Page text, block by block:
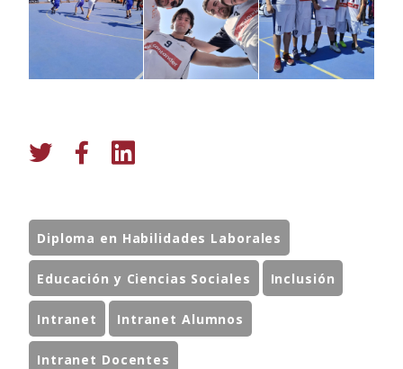
Diploma en Habilidades Laborales
Educación y Ciencias Sociales Inclusión
Intranet Intranet Alumnos
Intranet Docentes